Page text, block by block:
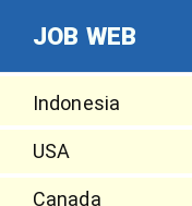
JOB WEB
Indonesia
USA
Canada